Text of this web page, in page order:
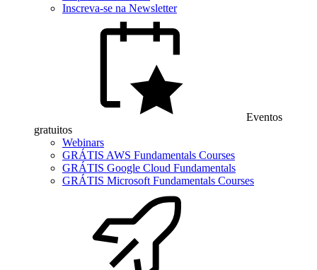
Inscreva-se na Newsletter
Eventos
gratuitos
Webinars
GRÁTIS AWS Fundamentals Courses
GRÁTIS Google Cloud Fundamentals
GRÁTIS Microsoft Fundamentals Courses